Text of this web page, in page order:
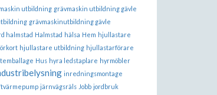
utbildning grävmaskin utbildning gävle
grävmaskinutbildning gävle
halmstad Halmstad hälsa Hem hjullastare
hjullastare utbildning hjullastarförare
Hus hyra ledstaplare hyrmöbler
inredningsmontage
järnvägsräls Jobb jordbruk